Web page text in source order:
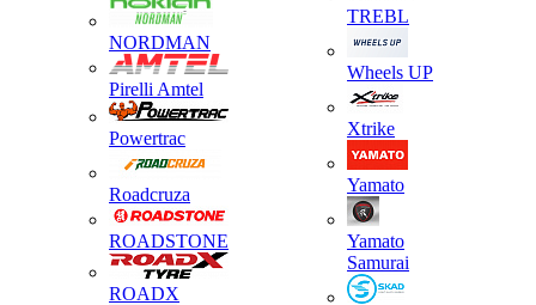
NORDMAN
Pirelli Amtel
Powertrac
Roadcruza
ROADSTONE
ROADX
TREBL
Wheels UP
Xtrike
Yamato
Yamato
Samurai